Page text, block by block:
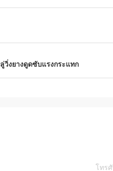
ลู่วิ่งยางดูดซับแรงกระแทก